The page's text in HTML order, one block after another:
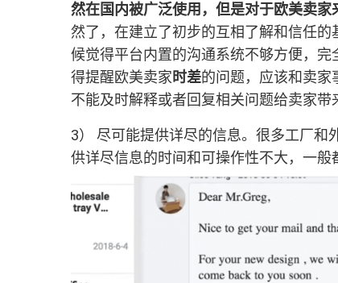
然在国内被广泛使用，但是对于欧美卖家
然了，在建立了初步的互相了解和信任
候觉得平台内置的沟通系统不够方便，
得提醒欧美卖家时差的问题，应该和卖家
不能及时解释或者回复相关问题给卖家带
3） 尽可能提供详尽的信息。很多工厂和
供详尽信息的时间和可操作性不大，一般